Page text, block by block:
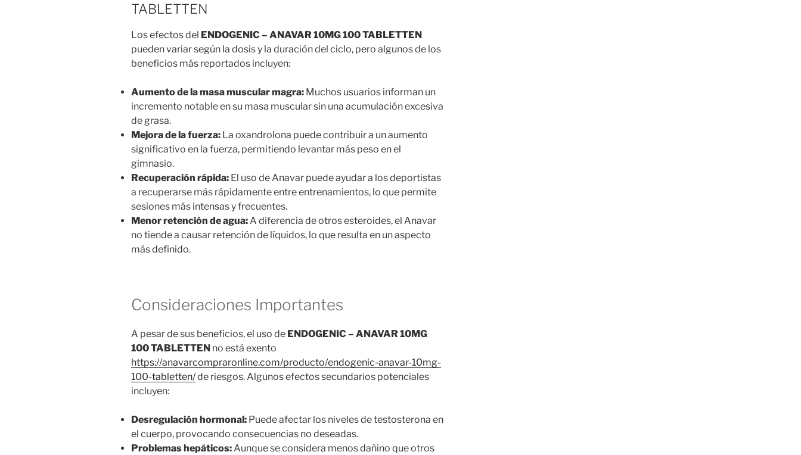
TABLETTEN
Los efectos del ENDOGENIC – ANAVAR 10MG 100 TABLETTEN
pueden variar según la dosis y la duración del ciclo, pero algunos de los
beneficios más reportados incluyen:
Aumento de la masa muscular magra: Muchos usuarios informan un
incremento notable en su masa muscular sin una acumulación excesiva
de grasa.
Mejora de la fuerza: La oxandrolona puede contribuir a un aumento
significativo en la fuerza, permitiendo levantar más peso en el
gimnasio.
Recuperación rápida: El uso de Anavar puede ayudar a los deportistas
a recuperarse más rápidamente entre entrenamientos, lo que permite
sesiones más intensas y frecuentes.
Menor retención de agua: A diferencia de otros esteroides, el Anavar
no tiende a causar retención de líquidos, lo que resulta en un aspecto
más definido.
Consideraciones Importantes
A pesar de sus beneficios, el uso de ENDOGENIC – ANAVAR 10MG
100 TABLETTEN no está exento
https://anavarcompraronline.com/producto/endogenic-anavar-10mg-
100-tabletten/de riesgos. Algunos efectos secundarios potenciales
incluyen:
Desregulación hormonal: Puede afectar los niveles de testosterona en
el cuerpo, provocando consecuencias no deseadas.
Problemas hepáticos:Aunque se considera menos dañino que otros